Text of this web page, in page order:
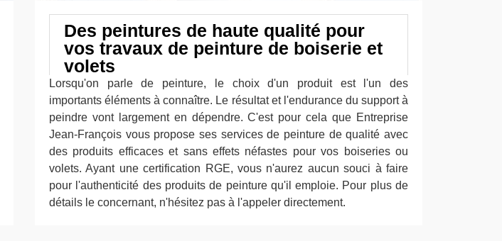
Des peintures de haute qualité pour
vos travaux de peinture de boiserie et
volets
Lorsqu'on parle de peinture, le choix d'un produit est l'un des
importants éléments à connaître. Le résultat et l'endurance du support à
peindre vont largement en dépendre. C'est pour cela que Entreprise
Jean-François vous propose ses services de peinture de qualité avec
des produits efficaces et sans effets néfastes pour vos boiseries ou
volets. Ayant une certification RGE, vous n'aurez aucun souci à faire
pour l'authenticité des produits de peinture qu'il emploie. Pour plus de
détails le concernant, n'hésitez pas à l'appeler directement.